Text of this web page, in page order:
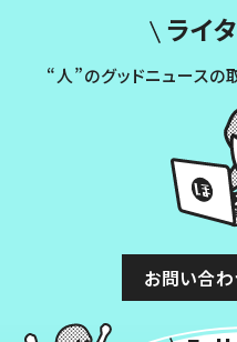
ライ
“人”のグッドニュースの
お問い合